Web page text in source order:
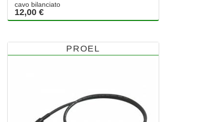
cavo bilanciato
12,00 €
PROEL